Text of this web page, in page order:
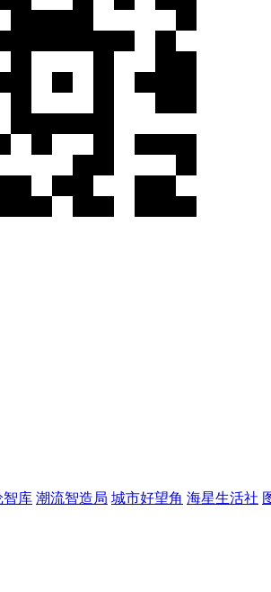
智库 潮流智造局 城市好望角 海星生活社